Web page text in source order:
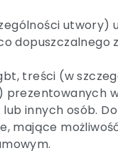
treści (w
innych osób.
mające